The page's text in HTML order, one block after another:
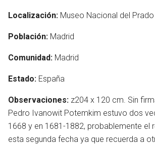
en
Localización: Museo Nacional del Prado
Población: Madrid
Comunidad: Madrid
Estado: España
Observaciones: z204 x 120 cm. Sin
Pedro Ivanowit Potemkim estuvo dos
1668 y en 1681-1882, probablemente el
esta segunda fecha ya que recuerda a